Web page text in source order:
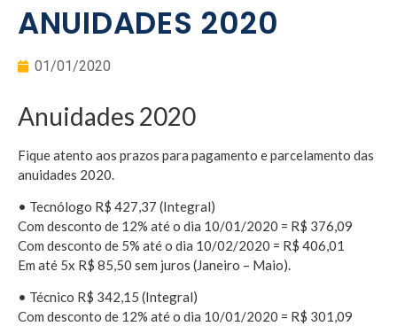
ANUIDADES 2020
01/01/2020
Anuidades 2020
Fique atento aos prazos para pagamento e parcelamento das
anuidades 2020.
• Tecnólogo R$ 427,37 (Integral)
Com desconto de 12% até o dia 10/01/2020 = R$ 376,09
Com desconto de 5% até o dia 10/02/2020 = R$ 406,01
Em até 5x R$ 85,50 sem juros (Janeiro – Maio).
• Técnico R$ 342,15 (Integral)
Com desconto de 12% até o dia 10/01/2020 = R$ 301,09